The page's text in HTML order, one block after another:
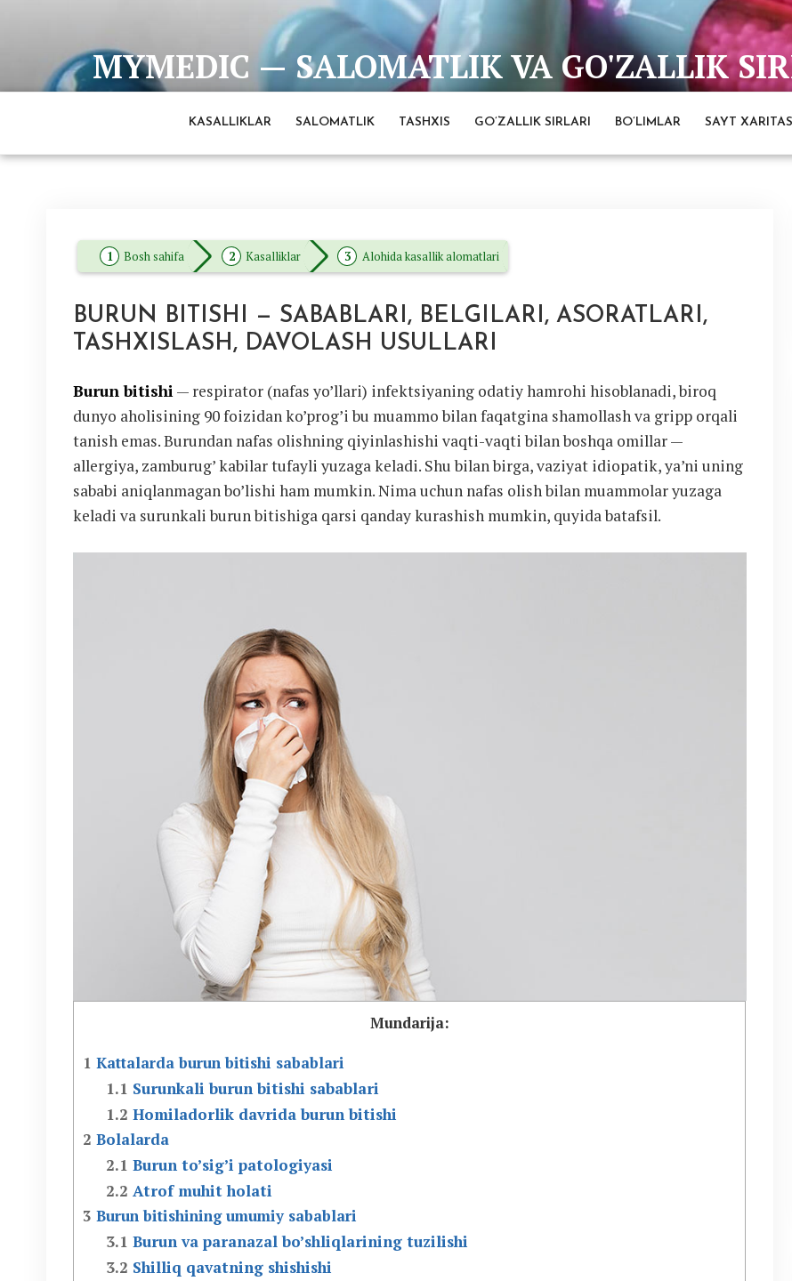
MYMEDIC — SALOMATLIK VA GO'ZALLIK
Barcha eng ishonchli va to'liq ma'lumotlar manbai
KASALLIKLAR SALOMATLIK TASHXIS GO’ZALLIK SIRLARI BO’LIMLAR SAYT XARITASI
Bosh sahifa Kasalliklar Alohida kasallik alomatlari
BURUN BITISHI — SABABLARI, BELGILARI, ASORATLARI,
TASHXISLASH, DAVOLASH USULLARI
Burun bitishi— respirator (nafas yo’llari) infektsiyaning odatiy hamrohi hisoblanadi, biroq
dunyo aholisining 90 foizidan ko’prog’i bu muammo bilan faqatgina shamollash va gripp orqali
tanish emas. Burundan nafas olishning qiyinlashishi vaqti-vaqti bilan boshqa omillar —
allergiya, zamburug’ kabilar tufayli yuzaga keladi. Shu bilan birga, vaziyat idiopatik, ya’ni uning
sababi aniqlanmagan bo’lishi ham mumkin. Nima uchun nafas olish bilan muammolar yuzaga
keladi va surunkali burun bitishiga qarsi qanday kurashish mumkin, quyida batafsil.
Mundarija:
1 Kattalarda burun bitishi sabablari
1.1 Surunkali burun bitishi sabablari
1.2 Homiladorlik davrida burun bitishi
2 Bolalarda
2.1 Burun to’sig’i patologiyasi
2.2 Atrof muhit holati
3 Burun bitishining umumiy sabablari
3.1 Burun va paranazal bo’shliqlarining tuzilishi
3.2 Shilliq qavatning shishishi